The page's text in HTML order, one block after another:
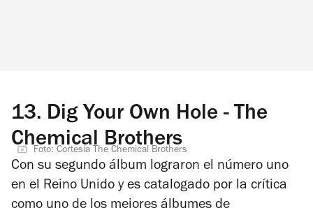
13. Dig Your Own Hole - The
Chemical Brothers
Foto: Cortesía The Chemical Brothers
Con su segundo álbum lograron el número uno
en el Reino Unido y es catalogado por la crítica